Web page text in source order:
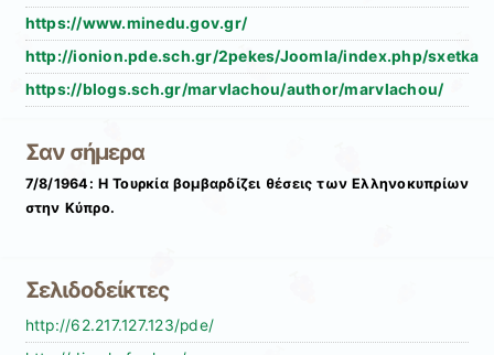
https://www.minedu.gov.gr/
http://ionion.pde.sch.gr/2pekes/Joomla/index.php/sxetka
https://blogs.sch.gr/marvlachou/author/marvlachou/
Σαν σήμερα
7/8/1964: Η Τουρκία βομβαρδίζει θέσεις των Ελληνοκυπρίων
στην Κύπρο.
Σελιδοδείκτες
http://62.217.127.123/pde/